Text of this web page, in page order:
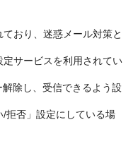
おり、迷惑メール対策と
定サービスを利用されてい
除し、受信できるよう設
/拒否」設定にしている場